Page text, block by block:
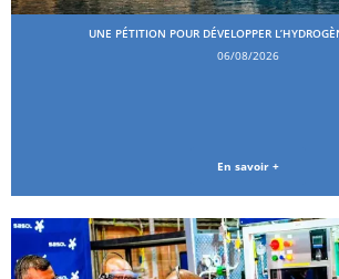
UNE PÉTITION POUR DÉVELOPPER
06/08/2026
En savoir +